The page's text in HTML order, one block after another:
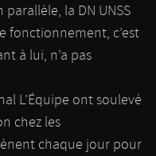
parallèle, la DN UNSS
fonctionnement, c’est
à lui, n’a pas
L’Équipe ont soulevé
chez les
chaque jour pour